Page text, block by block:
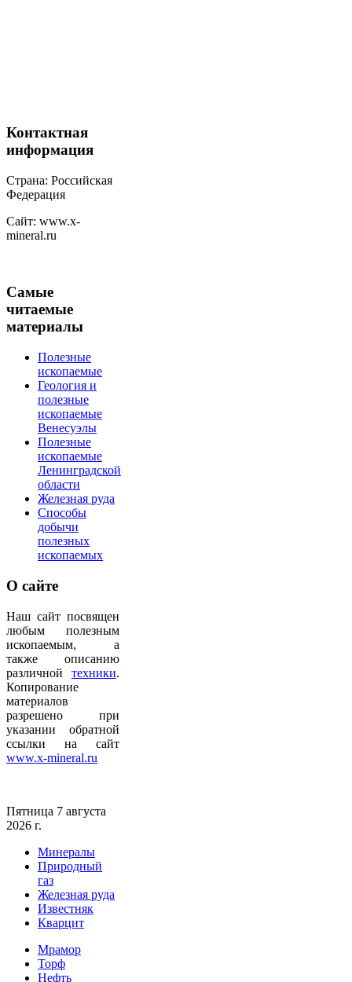
Контактная
информация
Страна: Российская
Федерация
Сайт: www.x-
mineral.ru
Самые
читаемые
материалы
Полезные
ископаемые
Геология и
полезные
ископаемые
Венесуэлы
Полезные
ископаемые
Ленинградской
области
Железная руда
Способы
добычи
полезных
ископаемых
О сайте
Наш сайт посвящен
любым полезным
ископаемым, а
также описанию
различной техники.
Копирование
материалов
разрешено при
указании обратной
ссылки на сайт
www.x-mineral.ru
Пятница 7 августа
2026 г.
Минералы
Природный
газ
Железная руда
Известняк
Кварцит
Мрамор
Торф
Нефть